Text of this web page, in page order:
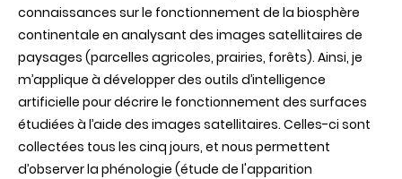
connaissances sur le fonctionnement de la biosphère
continentale en analysant des images satellitaires de
paysages (parcelles agricoles, prairies, forêts). Ainsi, je
m’applique à développer des outils d’intelligence
artificielle pour décrire le fonctionnement des surfaces
étudiées à l’aide des images satellitaires. Celles-ci sont
collectées tous les cinq jours, et nous permettent
d’observer la phénologie (étude de l'apparition